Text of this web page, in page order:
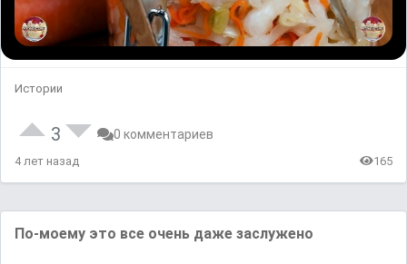
Истории
3 0 комментариев
4 лет назад 165
По-моему это все очень даже заслужено